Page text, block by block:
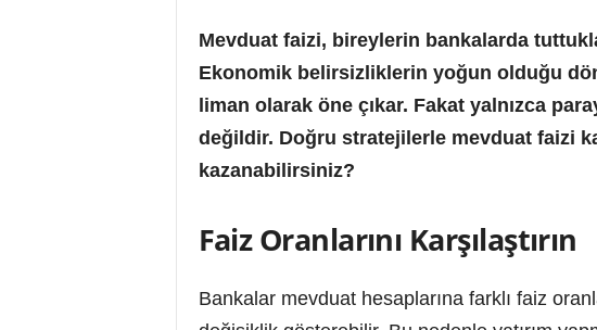
Mevduat faizi, bireylerin bankalarda
Ekonomik belirsizliklerin yoğun olduğu
liman olarak öne çıkar. Fakat yalnızca
değildir. Doğru stratejilerle mevduat faizi
kazanabilirsiniz?
Faiz Oranlarını Karşılaştırın
Bankalar mevduat hesaplarına farklı faiz